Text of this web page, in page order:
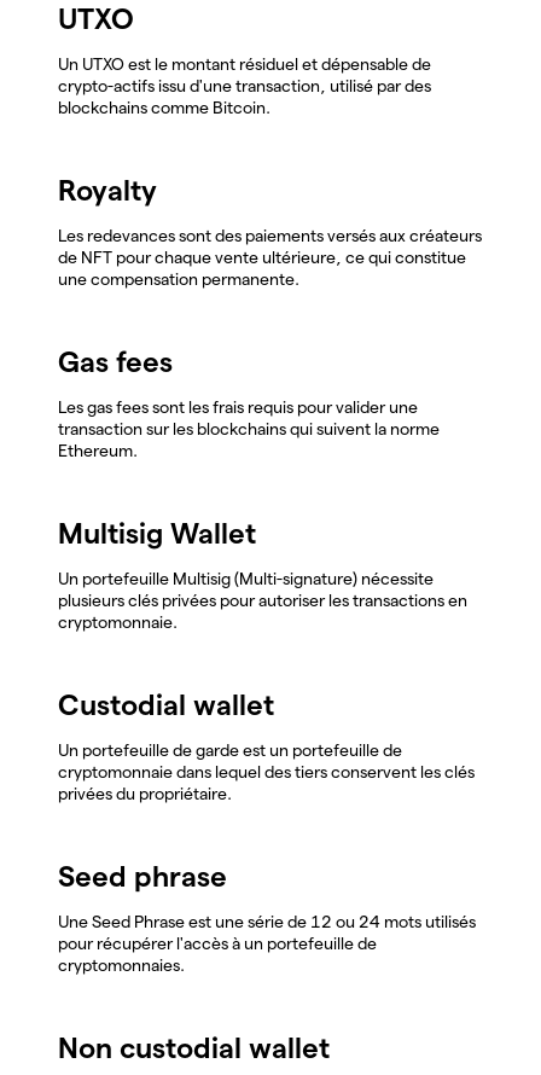
UTXO
Un UTXO est le montant résiduel et dépensable de
crypto-actifs issu d'une transaction, utilisé par des
blockchains comme Bitcoin.
Royalty
Les redevances sont des paiements versés aux créateurs
de NFT pour chaque vente ultérieure, ce qui constitue
une compensation permanente.
Gas fees
Les gas fees sont les frais requis pour valider une
transaction sur les blockchains qui suivent la norme
Ethereum.
Multisig Wallet
Un portefeuille Multisig (Multi-signature) nécessite
plusieurs clés privées pour autoriser les transactions en
cryptomonnaie.
Custodial wallet
Un portefeuille de garde est un portefeuille de
cryptomonnaie dans lequel des tiers conservent les clés
privées du propriétaire.
Seed phrase
Une Seed Phrase est une série de 12 ou 24 mots utilisés
pour récupérer l'accès à un portefeuille de
cryptomonnaies.
Non custodial wallet